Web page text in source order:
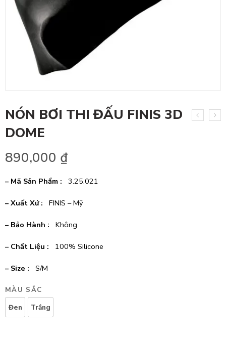
NÓN BƠI THI ĐẤU FINIS 3D
DOME
890,000 ₫
– Mã Sản Phẩm : 3.25.021
– Xuất Xứ : FINIS – Mỹ
– Bảo Hành : Không
– Chất Liệu : 100% Silicone
– Size : S/M
MÀU SẮC
Đen
Trắng